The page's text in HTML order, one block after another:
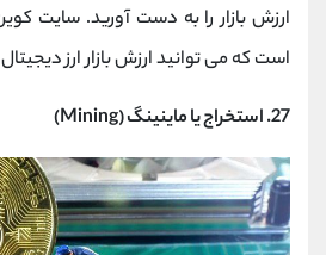
ارزش بازار را به دست آورید. سایت
است که می توانید ارزش بازار ارز
27. استخراج یا ماینینگ (Mining)